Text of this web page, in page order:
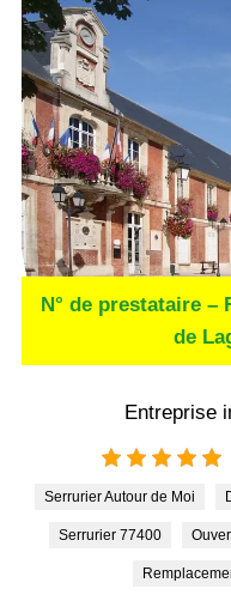
N° de prestataire –
de
Entreprise
Serrurier Autour de Moi
Serrurier 77400